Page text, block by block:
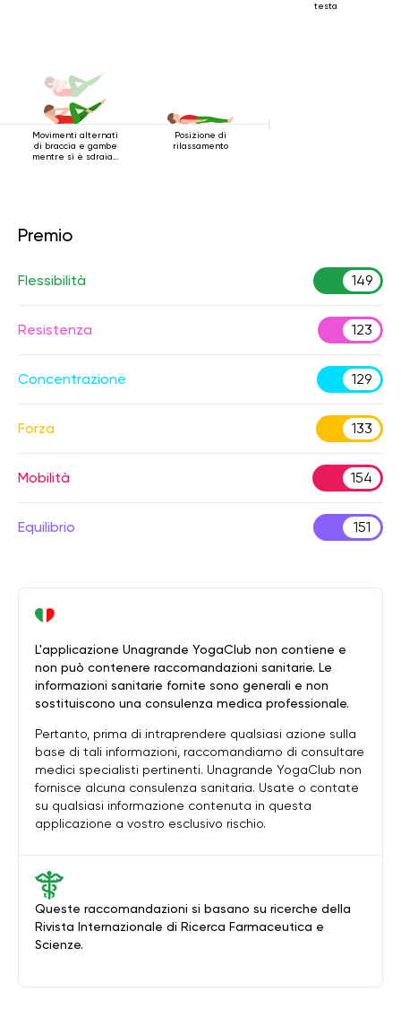
testa
Movimenti alternati
di braccia e gambe
mentre si è sdraiati
Posizione di
rilassamento
Premio
Flessibilità 149
Resistenza 123
Concentrazione 129
Forza 133
Mobilità 154
Equilibrio 151
Queste raccomandazioni si basano su ricerche della
Rivista Internazionale di Ricerca Farmaceutica e
Scienze.
L'applicazione Unagrande YogaClub non contiene e
non può contenere raccomandazioni sanitarie. Le
informazioni sanitarie fornite sono generali e non
sostituiscono una consulenza medica professionale.
Pertanto, prima di intraprendere qualsiasi azione sulla
base di tali informazioni, raccomandiamo di consultare
medici specialisti pertinenti. Unagrande YogaClub non
fornisce alcuna consulenza sanitaria. Usate o contate
su qualsiasi informazione contenuta in questa
applicazione a vostro esclusivo rischio.